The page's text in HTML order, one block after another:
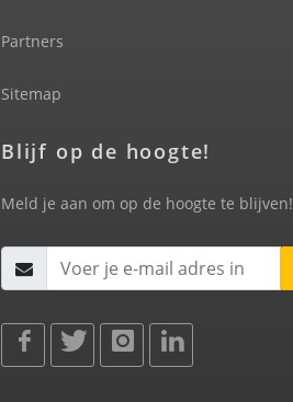
Partners
Sitemap
Blijf op de hoogte!
Meld je aan om op de hoogte te blijven!